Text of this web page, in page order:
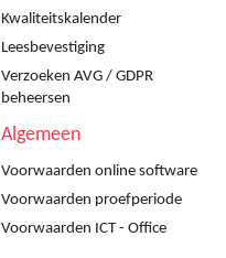
Kwaliteitskalender
Leesbevestiging
Verzoeken AVG / GDPR
beheersen
Algemeen
Voorwaarden online software
Voorwaarden proefperiode
Voorwaarden ICT - Office